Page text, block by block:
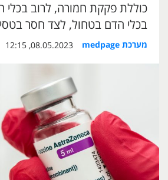
כוללת פקקת חמורה, לרוב בכלי
בכלי הדם בטחול, לצד חסר
מערכת medpage 08.05.2023, 12:15